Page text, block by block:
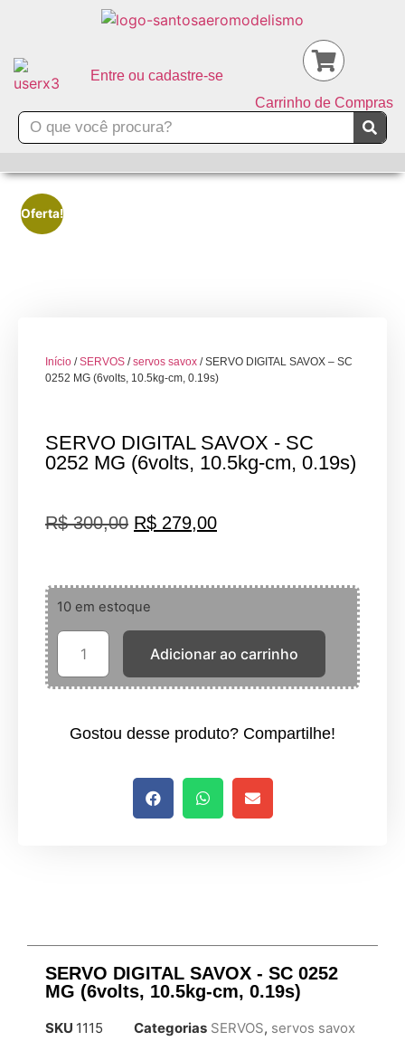
Entre ou cadastre-se
Carrinho de Compras
Oferta!
Início /SERVOS /servos savox / SERVO DIGITAL SAVOX – SC
0252 MG (6volts, 10.5kg-cm, 0.19s)
SERVO DIGITAL SAVOX - SC
0252 MG (6volts, 10.5kg-cm, 0.19s)
R$300,00 R$ 279,00
10 em estoque
Adicionar ao carrinho
Gostou desse produto? Compartilhe!
SERVO DIGITAL SAVOX - SC 0252
MG (6volts, 10.5kg-cm, 0.19s)
SKU 1115 Categorias SERVOS, servos savox